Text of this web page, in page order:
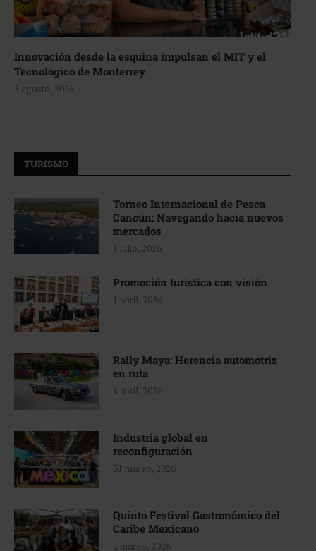
Innovación desde la esquina impulsan el MIT y el
Tecnológico de Monterrey
3 agosto, 2026
TURISMO
Torneo Internacional de Pesca
Cancún: Navegando hacia nuevos
mercados
1 julio, 2026
Promoción turística con visión
1 abril, 2026
Rally Maya: Herencia automotriz
en ruta
1 abril, 2026
Industria global en
reconfiguración
31 marzo, 2026
Quinto Festival Gastronómico del
Caribe Mexicano
2 marzo, 2026